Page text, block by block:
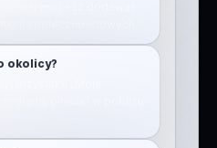
okolicy?